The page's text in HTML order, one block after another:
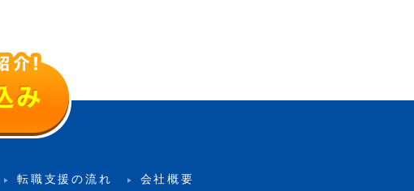
転職支援の流れ 会社概要